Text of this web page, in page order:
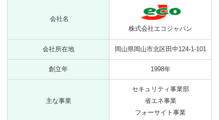
会社名
株式会社エコジャパン
会社所在地 岡山県岡山市北区田中124-1-101
創立年 1998年
主な事業
セキュリティ事業部
省エネ事業
フォーサイト事業